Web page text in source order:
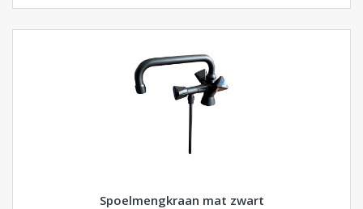
Spoelmengkraan mat zwart